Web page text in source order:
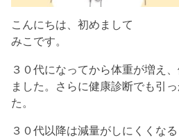
こんにちは、初めまして
みこです。
３０代になってから体重が増え
ました。さらに健康診断でも引
た。
３０代以降は減量がしにくくな